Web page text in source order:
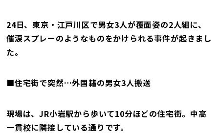
24日、東京・江戸川区で男女3人が覆面姿の2人組に、
催涙スプレーのようなものをかけられる事件が起きまし
た。
■住宅街で突然…外国籍の男女3人搬送
現場は、JR小岩駅から歩いて10分ほどの住宅街。中高
一貫校に隣接している通りです。